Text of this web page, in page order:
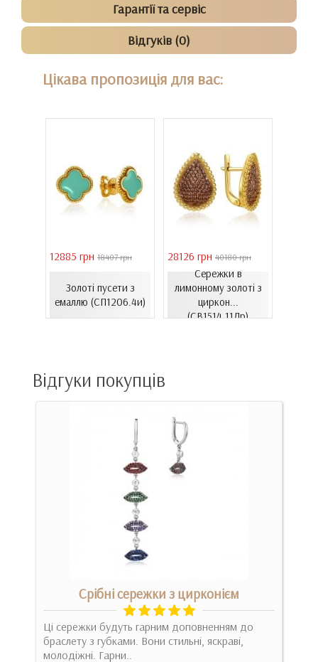
Гарантії та сервіс
Відгуків (0)
Цікава пропозиція для вас:
12885 грн 18407 грн
Золоті пусети з
емаллю (СП1206.4и)
28126 грн 40180 грн
Сережки в
лимонному золоті з
циркон...
(СВ1514.11Лр)
Відгуки покупців
Срібні сережки з цирконієм
Ці сережки будуть гарним доповненням до
браслету з губками. Вони стильні, яскраві,
молодіжні. Гарни..